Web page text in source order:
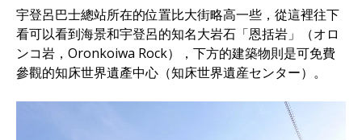
宇登呂巴士總站所在的位置比大街略高一些，從這裡往下
看可以看到海景和宇登呂的知名大岩石「恩括岩」（オロ
ンコ岩，Oronkoiwa Rock），下方的建築物則是可免費
參觀的知床世界遺產中心（知床世界遺産センター）。